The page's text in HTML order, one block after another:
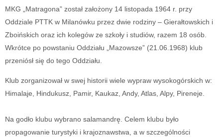
MKG „Matragona” został założony 14 listopada 1964 r. przy
Oddziale PTTK w Milanówku przez dwie rodziny – Gierałtowskich i
Zboińskich oraz ich kolegów ze szkoły i studiów, razem 18 osób.
Wkrótce po powstaniu Oddziału „Mazowsze” (21.06.1968) klub
przeniósł się do tego Oddziału.
Klub zorganizował w swej historii wiele wypraw wysokogórskich w:
Himalaje, Hindukusz, Pamir, Kaukaz, Andy, Atlas, Alpy, Pireneje.
Na godło klubu wybrano salamandrę. Celem klubu było
propagowanie turystyki i krajoznawstwa, a w szczególności